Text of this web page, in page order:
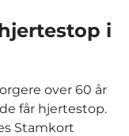
i
over 60 år
får hjertestop.
Stamkort